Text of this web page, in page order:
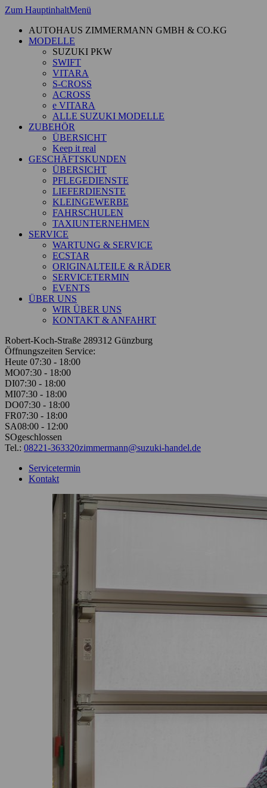
Zum HauptinhaltMenü
AUTOHAUS ZIMMERMANN GMBH & CO.KG
MODELLE
SUZUKI PKW
SWIFT
VITARA
S-CROSS
ACROSS
e VITARA
ALLE SUZUKI MODELLE
ZUBEHÖR
ÜBERSICHT
Keep it real
GESCHÄFTSKUNDEN
ÜBERSICHT
PFLEGEDIENSTE
LIEFERDIENSTE
KLEINGEWERBE
FAHRSCHULEN
TAXIUNTERNEHMEN
SERVICE
WARTUNG & SERVICE
ECSTAR
ORIGINALTEILE & RÄDER
SERVICETERMIN
EVENTS
ÜBER UNS
WIR ÜBER UNS
KONTAKT & ANFAHRT
Robert-Koch-Straße 289312 Günzburg
Öffnungszeiten Service:
Heute 07:30 - 18:00
MO07:30 - 18:00
DI07:30 - 18:00
MI07:30 - 18:00
DO07:30 - 18:00
FR07:30 - 18:00
SA08:00 - 12:00
SOgeschlossen
Tel.: 08221-363320zimmermann@suzuki-handel.de
Servicetermin
Kontakt